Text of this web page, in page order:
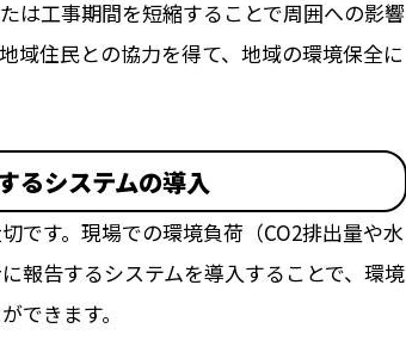
は工事期間を短縮することで周囲への影響
域住民との協力を得て、地域の環境保全に
るシステムの導入
です。現場での環境負荷（CO2排出量や水
報告するシステムを導入することで、環境
できます。